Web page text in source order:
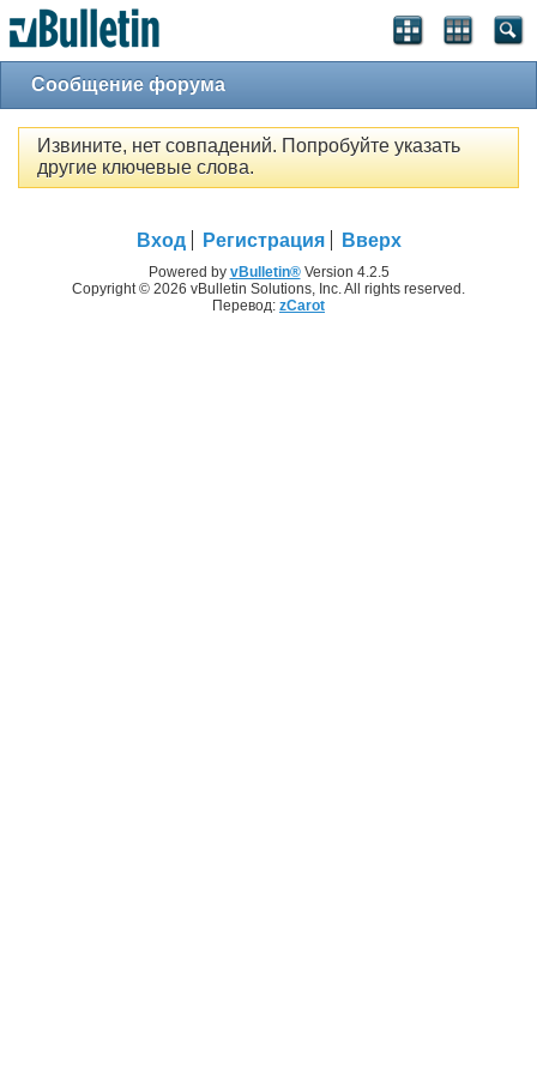
Сообщение форума
Извините, нет совпадений. Попробуйте указать
другие ключевые слова.
Вход Регистрация Вверх
Powered by vBulletin®Version 4.2.5
Copyright © 2026 vBulletin Solutions, Inc. All rights reserved.
Перевод: zCarot